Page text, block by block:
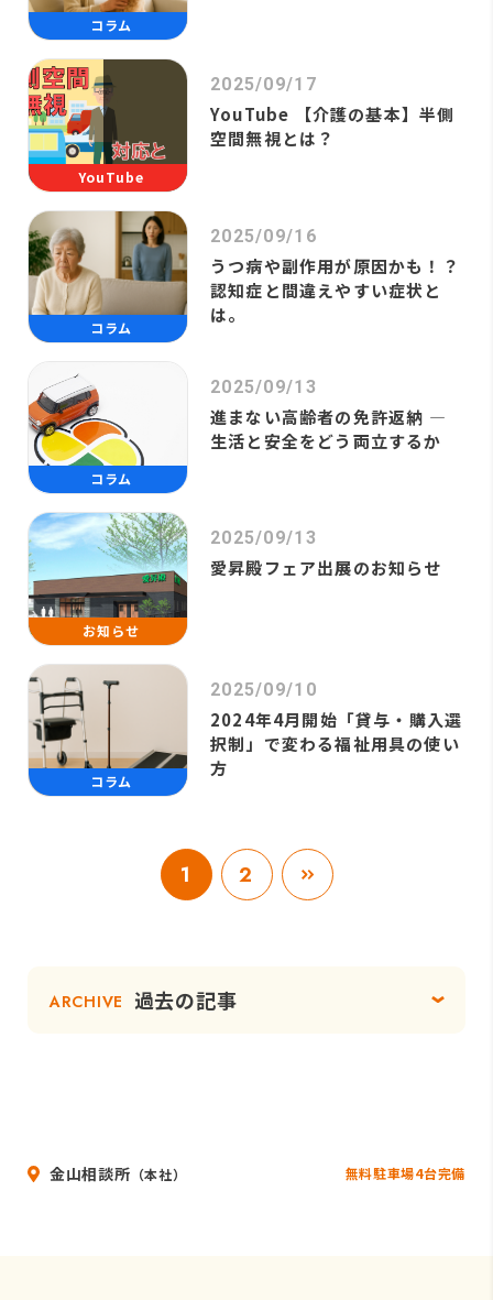
コラム
YouTube
2025/09/17
YouTube 【介護の基本】半側
空間無視とは？
コラム
2025/09/16
うつ病や副作用が原因かも！？
認知症と間違えやすい症状と
は。
コラム
2025/09/13
進まない高齢者の免許返納 ―
生活と安全をどう両立するか
お知らせ
2025/09/13
愛昇殿フェア出展のお知らせ
コラム
2025/09/10
2024年4月開始「貸与・購入選
択制」で変わる福祉用具の使い
方
1 2
ARCHIVE 過去の記事
金山相談所 （本社） 無料駐車場4台完備